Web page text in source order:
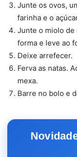
Junte os ovos,
farinha e o
Junte o miolo de
forma e leve ao
Deixe arrefecer.
Ferva as natas.
mexa.
Barre no bolo e